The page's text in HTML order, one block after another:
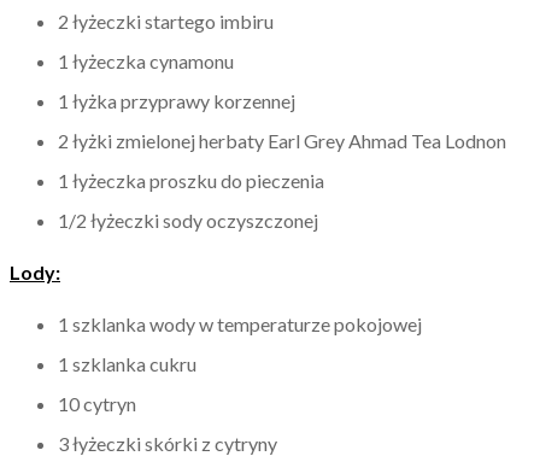
2 łyżeczki startego imbiru
1 łyżeczka cynamonu
1 łyżka przyprawy korzennej
2 łyżki zmielonej herbaty Earl Grey Ahmad Tea Lodnon
1 łyżeczka proszku do pieczenia
1/2 łyżeczki sody oczyszczonej
Lody:
1 szklanka wody w temperaturze pokojowej
1 szklanka cukru
10 cytryn
3 łyżeczki skórki z cytryny